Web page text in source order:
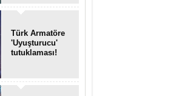
Türk Armatöre
'Uyuşturucu'
tutuklaması!